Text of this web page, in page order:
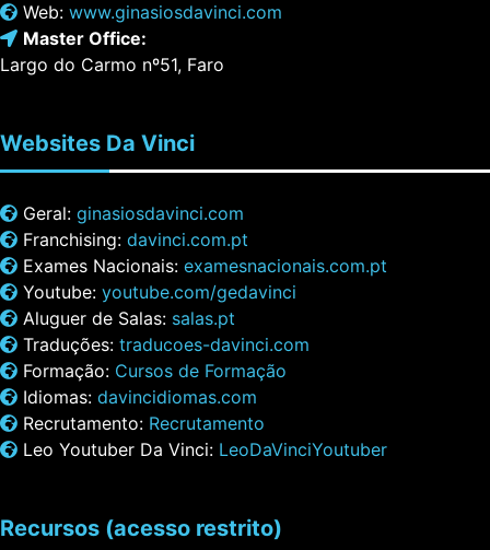
Web: www.ginasiosdavinci.com
Master Office:
Largo do Carmo nº51, Faro
Websites Da Vinci
Geral: ginasiosdavinci.com
Franchising: davinci.com.pt
Exames Nacionais: examesnacionais.com.pt
Youtube: youtube.com/gedavinci
Aluguer de Salas: salas.pt
Traduções: traducoes-davinci.com
Formação: Cursos de Formação
Idiomas: davincidiomas.com
Recrutamento: Recrutamento
Leo Youtuber Da Vinci: LeoDaVinciYoutuber
Recursos (acesso restrito)